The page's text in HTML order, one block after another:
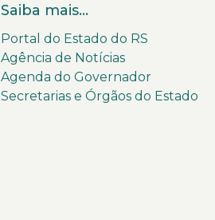
Saiba mais...
Portal do Estado do RS
Agência de Notícias
Agenda do Governador
Secretarias e Órgãos do Estado